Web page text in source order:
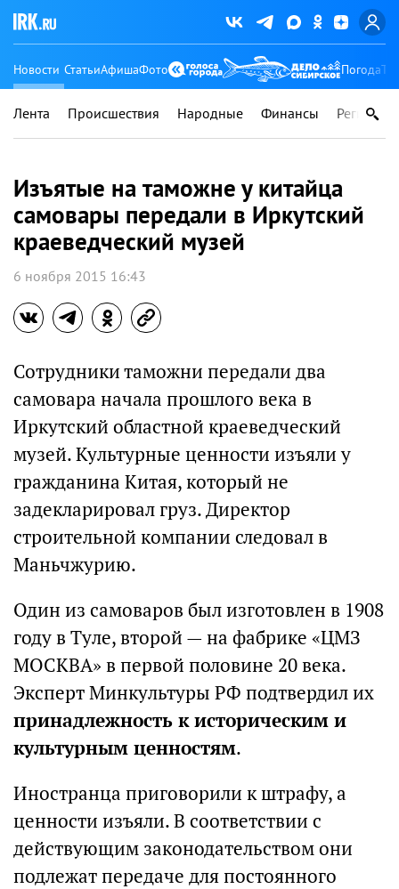
Новости СтатьиАфишаФото Погода
Лента Происшествия Народные Финансы Регионы
Изъятые на таможне у китайца
самовары передали в Иркутский
краеведческий музей
6 ноября 2015 16:43
Сотрудники таможни передали два
самовара начала прошлого века в
Иркутский областной краеведческий
музей. Культурные ценности изъяли у
гражданина Китая, который не
задекларировал груз. Директор
строительной компании следовал в
Маньчжурию.
Один из самоваров был изготовлен в 1908
году в Туле, второй — на фабрике «ЦМЗ
МОСКВА» в первой половине 20 века.
Эксперт Минкультуры РФ подтвердил их
принадлежность к историческим и
культурным ценностям.
Иностранца приговорили к штрафу, а
ценности изъяли. В соответствии с
действующим законодательством они
подлежат передаче для постоянного